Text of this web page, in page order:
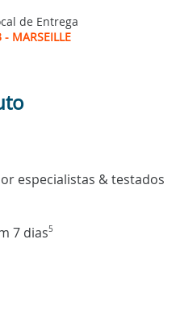
de Entrega
- MARSEILLE
especialistas & testados
7 dias5